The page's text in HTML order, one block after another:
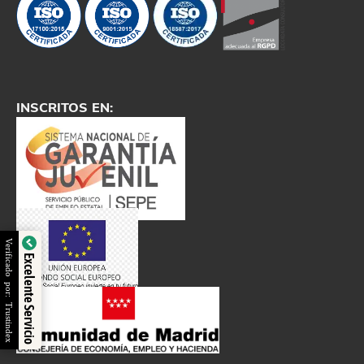
INSCRITOS EN:
Excelente Servicio
Verificado por: Trustindex